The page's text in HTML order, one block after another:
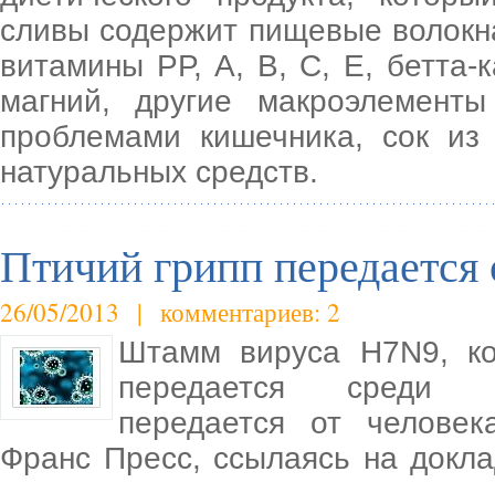
сливы содержит пищевые
витамины РР, А, В, С, Е, бетта-
магний, другие
проблемами кишечника, сок
натуральных средств.
Птичий грипп передается
26/05/2013 | комментариев: 2
Штамм вируса H7N9,
передается среди
передается от
Франс Пресс, ссылаясь на